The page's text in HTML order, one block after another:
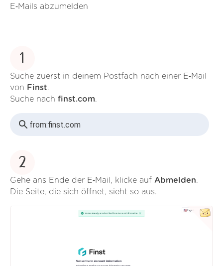
E‑Mails abzumelden
1
Suche zuerst in deinem Postfach nach einer E‑Mail
von Finst.
Suche nach finst.com.
from:finst.com
2
Gehe ans Ende der E‑Mail, klicke auf Abmelden.
Die Seite, die sich öffnet, sieht so aus.